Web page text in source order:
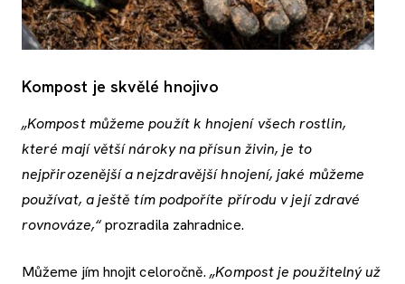
Kompost je skvělé hnojivo
„Kompost můžeme použít k hnojení všech rostlin,
které mají větší nároky na přísun živin, je to
nejpřirozenější a nejzdravější hnojení, jaké můžeme
používat, a ještě tím podpoříte přírodu v její zdravé
rovnováze,“prozradila zahradnice.
Můžeme jím hnojit celoročně.„Kompost je použitelný už